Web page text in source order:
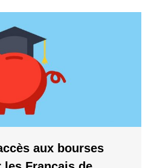
aux bourses